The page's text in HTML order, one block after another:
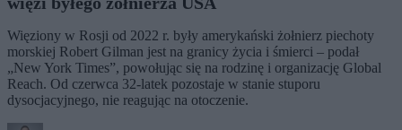
Więziony w Rosji od 2022 r. były amerykański żołnierz piechoty
morskiej Robert Gilman jest na granicy życia i śmierci – podał
„New York Times”, powołując się na rodzinę i organizację Global
Reach. Od czerwca 32-latek pozostaje w stanie stuporu
dysocjacyjnego, nie reagując na otoczenie.